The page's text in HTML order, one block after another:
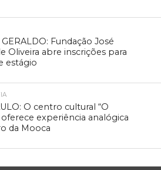
Fundação José
Oliveira abre inscrições para
estágio
O centro cultural “O
oferece experiência analógica
da Mooca